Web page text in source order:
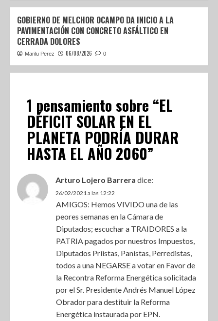
GOBIERNO DE MELCHOR OCAMPO DA INICIO A LA
PAVIMENTACIÓN CON CONCRETO ASFÁLTICO EN
CERRADA DOLORES
Marilu Perez 06/08/2026 0
1 pensamiento sobre “EL
DÉFICIT SOLAR EN EL
PLANETA PODRÍA DURAR
HASTA EL AÑO 2060”
Arturo Lojero Barrera dice:
26/02/2021 a las 12:22
AMIGOS: Hemos VIVIDO una de las
peores semanas en la Cámara de
Diputados; escuchar a TRAIDORES a la
PATRIA pagados por nuestros Impuestos,
Diputados Priistas, Panistas, Perredistas,
todos a una NEGARSE a votar en Favor de
la Recontra Reforma Energética solicitada
por el Sr. Presidente Andrés Manuel López
Obrador para destituir la Reforma
Energética instaurada por EPN.